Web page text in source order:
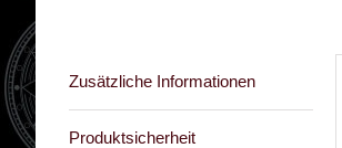
Zusätzliche Informationen
Produktsicherheit